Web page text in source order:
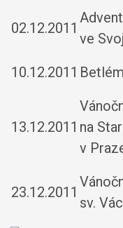
02.12.2011
ve
10.12.2011
13.12.2011 na
v
23.12.2011
sv.